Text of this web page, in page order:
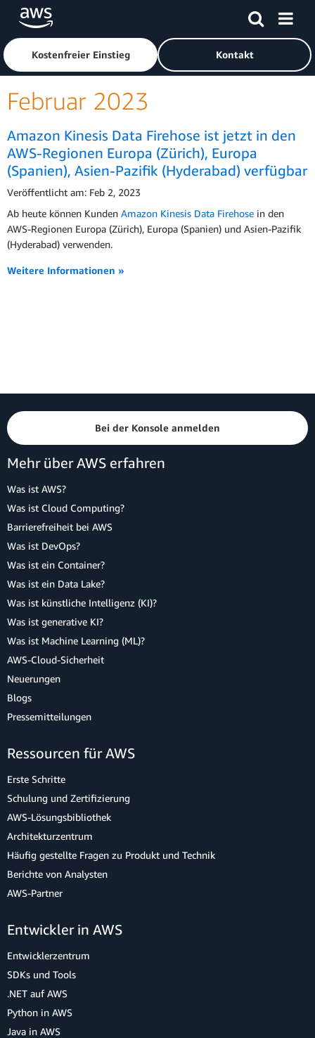
Überspringen zum Hauptinhalt
Klicken Sie hier, um zur Amazon Web Services-Startseite
Kostenfreier Einstieg Kontakt
Februar 2023
Amazon Kinesis Data Firehose ist jetzt in den
AWS-Regionen Europa (Zürich), Europa
(Spanien), Asien-Pazifik (Hyderabad) verfügbar
Veröffentlicht am: Feb 2, 2023
Ab heute können Kunden Amazon Kinesis Data Firehose in den
AWS-Regionen Europa (Zürich), Europa (Spanien) und Asien-Pazifik
(Hyderabad) verwenden.
Weitere Informationen »
Bei der Konsole anmelden
Mehr über AWS erfahren
Was ist AWS?
Was ist Cloud Computing?
Barrierefreiheit bei AWS
Was ist DevOps?
Was ist ein Container?
Was ist ein Data Lake?
Was ist künstliche Intelligenz (KI)?
Was ist generative KI?
Was ist Machine Learning (ML)?
AWS-Cloud-Sicherheit
Neuerungen
Blogs
Pressemitteilungen
Ressourcen für AWS
Erste Schritte
Schulung und Zertifizierung
AWS-Lösungsbibliothek
Architekturzentrum
Häufig gestellte Fragen zu Produkt und Technik
Berichte von Analysten
AWS-Partner
Entwickler in AWS
Entwicklerzentrum
SDKs und Tools
.NET auf AWS
Python in AWS
Java in AWS